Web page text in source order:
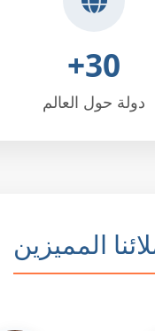
30+
دولة حول العالم
المميزين